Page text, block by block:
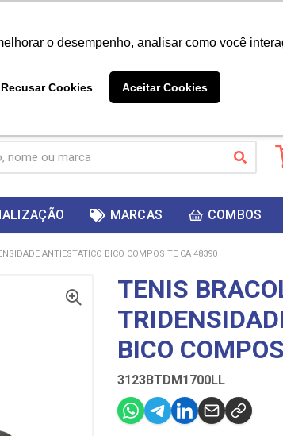
o desempenho, analisar como você
Recusar Cookies Aceitar Cookies
MARCAS COMBOS
ANTIESTATICO BICO COMPOSITE CA 48390
TENIS
BICO
3123BTDM1700LL